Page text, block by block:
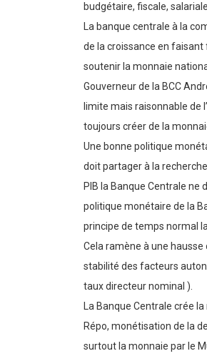
budgétaire, fiscale,
La banque centrale à la
de la croissance en
soutenir la monnaie
Gouverneur de la BCC
limite mais raisonnable de
toujours créer de la
Une bonne politique
doit partager à la
PIB la Banque Centrale
politique monétaire de la
principe de temps normal
Cela ramène à une
stabilité des facteurs
taux directeur nominal ).
La Banque Centrale crée
Répo, monétisation de la
surtout la monnaie par le